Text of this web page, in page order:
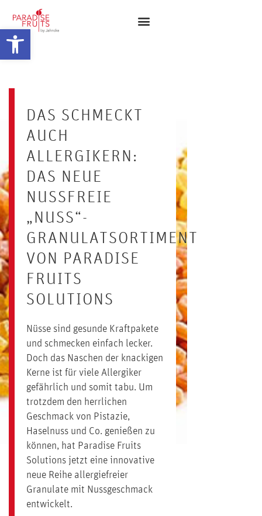
Werkzeugleiste öffnen
DAS SCHMECKT
AUCH
ALLERGIKERN:
DAS NEUE
NUSSFREIE
„NUSS“-
GRANULATSORTIMENT
VON PARADISE
FRUITS
SOLUTIONS
Nüsse sind gesunde Kraftpakete
und schmecken einfach lecker.
Doch das Naschen der knackigen
Kerne ist für viele Allergiker
gefährlich und somit tabu. Um
trotzdem den herrlichen
Geschmack von Pistazie,
Haselnuss und Co. genießen zu
können, hat Paradise Fruits
Solutions jetzt eine innovative
neue Reihe allergiefreier
Granulate mit Nussgeschmack
entwickelt.